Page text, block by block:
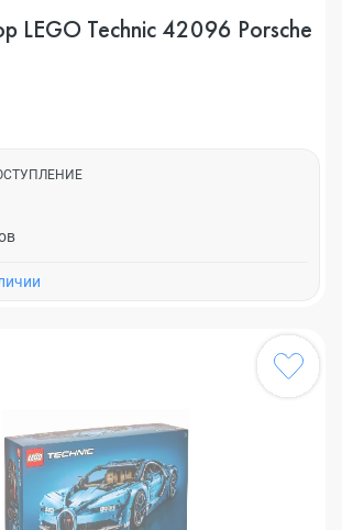
LEGO Technic 42096 Porsche